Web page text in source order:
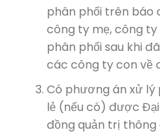
phân phối trên báo
công ty mẹ, công
phân phối sau khi
các công ty con về
Có phương án xử lý
lẻ (nếu có) được
đồng quản trị thông